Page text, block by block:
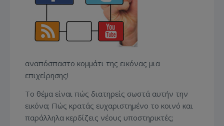
αναπόσπαστο κομμάτι της εικόνας μια
επιχείρησης!
Το θέμα είναι πώς διατηρείς σωστά αυτήν την
εικόνα; Πώς κρατάς ευχαριστημένο το κοινό και
παράλληλα κερδίζεις νέους υποστηρικτές;